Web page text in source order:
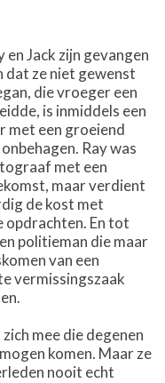
en Jack zijn gevangen
dat ze niet gewenst
die vroeger een
is inmiddels een
met een groeiend
Ray was
met een
maar verdient
de kost met
opdrachten. En tot
politieman die maar
van een
vermissingszaak
mee die degenen
komen. Maar ze
nooit echt